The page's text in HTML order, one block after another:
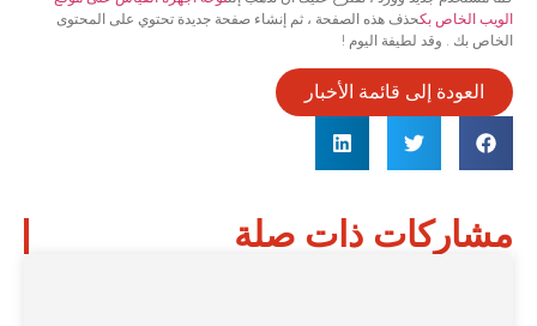
الويب الخاص بكحذف هذه الصفحة ، ثم إنشاء صفحة جديدة تحتوي على المحتوى
الخاص بك . وقد لطيفة اليوم !
العودة إلى قائمة الأخبار
مشاركات ذات صلة